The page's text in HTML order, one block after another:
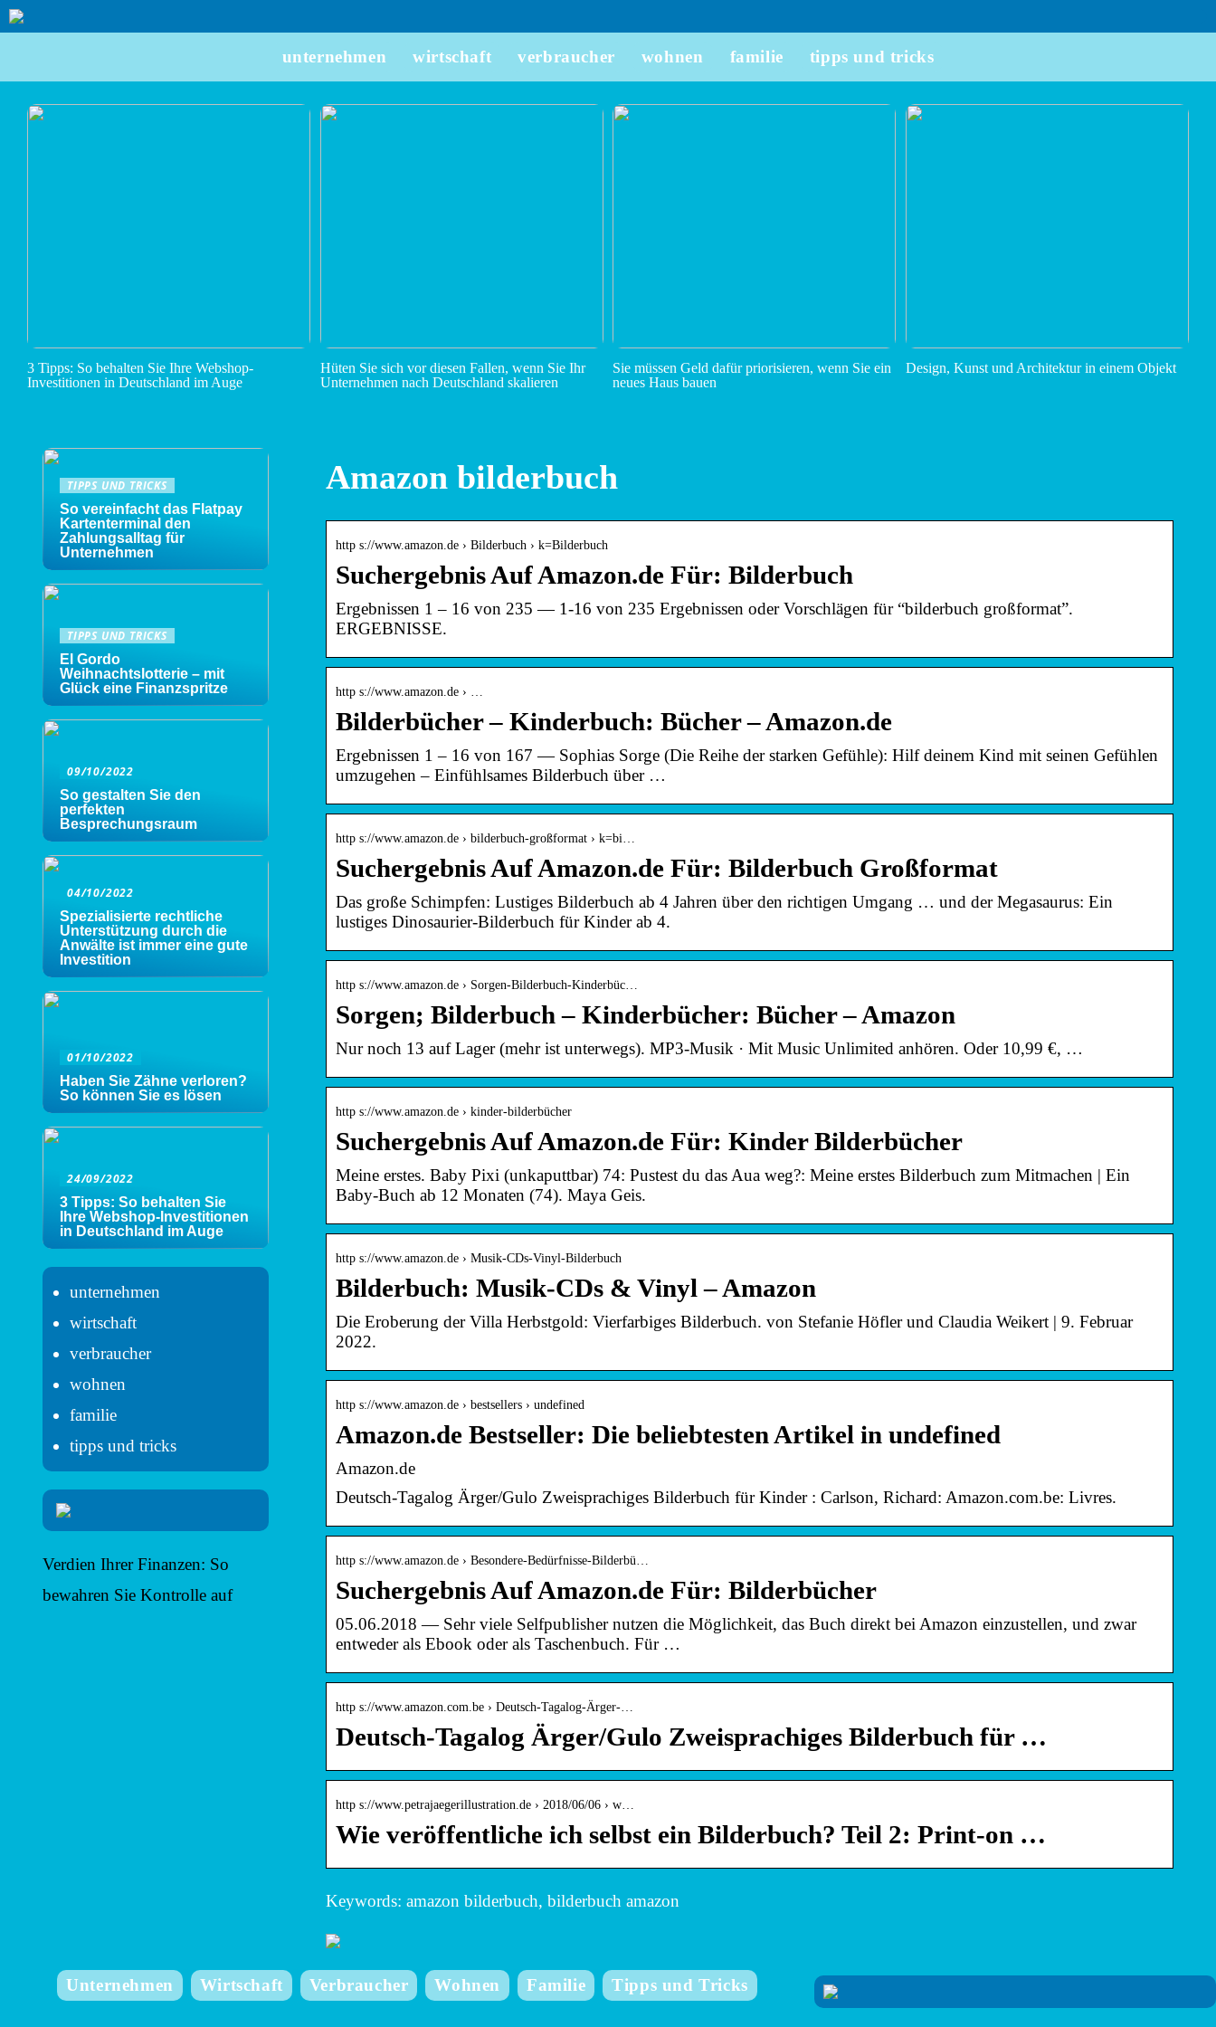
unternehmen wirtschaft verbraucher wohnen familie tipps und tricks
3 Tipps: So behalten Sie Ihre Webshop-
Investitionen in Deutschland im Auge
Hüten Sie sich vor diesen Fallen, wenn Sie Ihr
Unternehmen nach Deutschland skalieren
Sie müssen Geld dafür priorisieren, wenn Sie ein
neues Haus bauen
Design, Kunst und Architektur in einem Objekt
Amazon bilderbuch
http s://www.amazon.de › Bilderbuch › k=Bilderbuch
Suchergebnis Auf Amazon.de Für: Bilderbuch
Ergebnissen 1 – 16 von 235 — 1-16 von 235 Ergebnissen oder Vorschlägen für “bilderbuch großformat”.
ERGEBNISSE.
http s://www.amazon.de › …
Bilderbücher – Kinderbuch: Bücher – Amazon.de
Ergebnissen 1 – 16 von 167 — Sophias Sorge (Die Reihe der starken Gefühle): Hilf deinem Kind mit seinen Gefühlen
umzugehen – Einfühlsames Bilderbuch über …
http s://www.amazon.de › bilderbuch-großformat › k=bi…
Suchergebnis Auf Amazon.de Für: Bilderbuch Großformat
Das große Schimpfen: Lustiges Bilderbuch ab 4 Jahren über den richtigen Umgang … und der Megasaurus: Ein
lustiges Dinosaurier-Bilderbuch für Kinder ab 4.
http s://www.amazon.de › Sorgen-Bilderbuch-Kinderbüc…
Sorgen; Bilderbuch – Kinderbücher: Bücher – Amazon
Nur noch 13 auf Lager (mehr ist unterwegs). MP3-Musik · Mit Music Unlimited anhören. Oder 10,99 €, …
http s://www.amazon.de › kinder-bilderbücher
Suchergebnis Auf Amazon.de Für: Kinder Bilderbücher
Meine erstes. Baby Pixi (unkaputtbar) 74: Pustest du das Aua weg?: Meine erstes Bilderbuch zum Mitmachen | Ein
Baby-Buch ab 12 Monaten (74). Maya Geis.
http s://www.amazon.de › Musik-CDs-Vinyl-Bilderbuch
Bilderbuch: Musik-CDs & Vinyl – Amazon
Die Eroberung der Villa Herbstgold: Vierfarbiges Bilderbuch. von Stefanie Höfler und Claudia Weikert | 9. Februar
2022.
http s://www.amazon.de › bestsellers › undefined
Amazon.de Bestseller: Die beliebtesten Artikel in undefined
Amazon.de
Deutsch-Tagalog Ärger/Gulo Zweisprachiges Bilderbuch für Kinder : Carlson, Richard: Amazon.com.be: Livres.
http s://www.amazon.de › Besondere-Bedürfnisse-Bilderbü…
Suchergebnis Auf Amazon.de Für: Bilderbücher
05.06.2018 — Sehr viele Selfpublisher nutzen die Möglichkeit, das Buch direkt bei Amazon einzustellen, und zwar
entweder als Ebook oder als Taschenbuch. Für …
http s://www.amazon.com.be › Deutsch-Tagalog-Ärger-…
Deutsch-Tagalog Ärger/Gulo Zweisprachiges Bilderbuch für …
http s://www.petrajaegerillustration.de › 2018/06/06 › w…
Wie veröffentliche ich selbst ein Bilderbuch? Teil 2: Print-on …
Keywords: amazon bilderbuch, bilderbuch amazon
TIPPS UND TRICKS
So vereinfacht das Flatpay
Kartenterminal den
Zahlungsalltag für
Unternehmen
TIPPS UND TRICKS
El Gordo
Weihnachtslotterie – mit
Glück eine Finanzspritze
09/10/2022
So gestalten Sie den
perfekten
Besprechungsraum
04/10/2022
Spezialisierte rechtliche
Unterstützung durch die
Anwälte ist immer eine gute
Investition
01/10/2022
Haben Sie Zähne verloren?
So können Sie es lösen
24/09/2022
3 Tipps: So behalten Sie
Ihre Webshop-Investitionen
in Deutschland im Auge
unternehmen
wirtschaft
verbraucher
wohnen
familie
tipps und tricks
Verdien Ihrer Finanzen: So
bewahren Sie Kontrolle auf
Unternehmen Wirtschaft Verbraucher Wohnen Familie Tipps und Tricks